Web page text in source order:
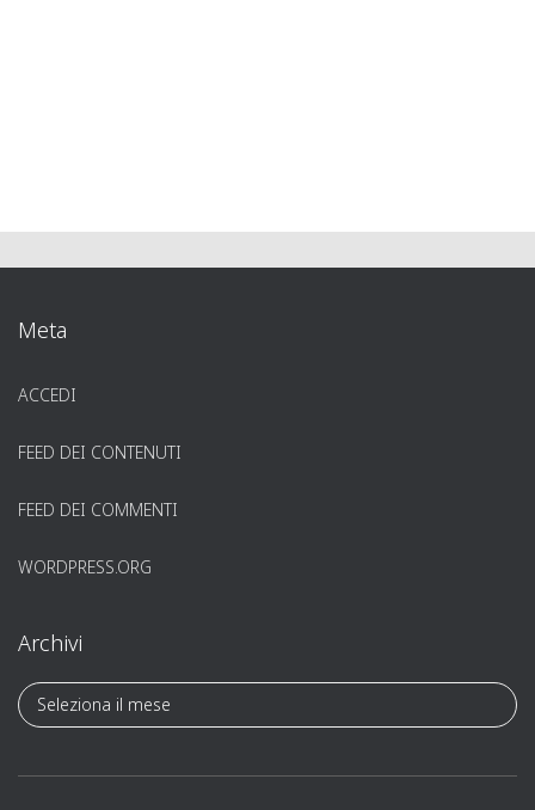
Meta
ACCEDI
FEED DEI CONTENUTI
FEED DEI COMMENTI
WORDPRESS.ORG
Archivi
A
r
h